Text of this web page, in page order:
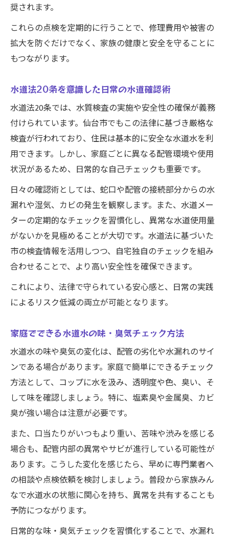
奨されます。
これらの点検を定期的に行うことで、修理費用や被害の
拡大を防ぐだけでなく、家族の健康と安全を守ることに
もつながります。
水道法20条を意識した日常の水道確認術
水道法20条では、水質検査の実施や安全性の確保が義務
付けられています。仙台市でもこの法律に基づき厳格な
検査が行われており、住民は基本的に安全な水道水を利
用できます。しかし、家庭ごとに異なる配管環境や使用
状況があるため、日常的な自己チェックも重要です。
日々の確認術としては、蛇口や配管の接続部分からの水
漏れや湿気、カビの発生を観察します。また、水道メー
ターの定期的なチェックを習慣化し、異常な水道使用量
がないかを見極めることが大切です。水道法に基づいた
市の検査情報を活用しつつ、自宅独自のチェックを組み
合わせることで、より高い安全性を確保できます。
これにより、法律で守られている安心感と、日常の実践
によるリスク低減の両立が可能となります。
家庭でできる水道水の味・臭気チェック方法
水道水の味や臭気の変化は、配管の劣化や水漏れのサイ
ンである場合があります。家庭で簡単にできるチェック
方法として、コップに水を汲み、透明度や色、臭い、そ
して味を確認しましょう。特に、塩素臭や金属臭、カビ
臭が強い場合は注意が必要です。
また、口当たりがいつもより重い、苦味や渋みを感じる
場合も、配管内部の異常やサビが進行している可能性が
あります。こうした変化を感じたら、早めに専門業者へ
の相談や点検依頼を検討しましょう。普段から家族みん
なで水道水の状態に関心を持ち、異常を共有することも
予防につながります。
日常的な味・臭気チェックを習慣化することで、水漏れ